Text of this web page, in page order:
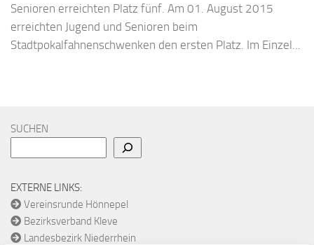
Senioren erreichten Platz fünf. Am 01. August 2015
erreichten Jugend und Senioren beim
Stadtpokalfahnenschwenken den ersten Platz. Im Einzel...
SUCHEN
EXTERNE LINKS:
Vereinsrunde Hönnepel
Bezirksverband Kleve
Landesbezirk Niederrhein